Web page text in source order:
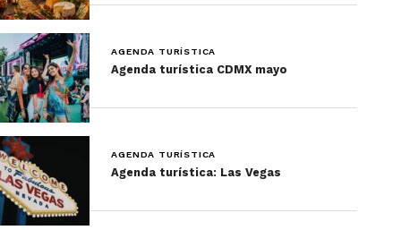
AGENDA TURÍSTICA
Agenda turística CDMX mayo
AGENDA TURÍSTICA
Agenda turística: Las Vegas